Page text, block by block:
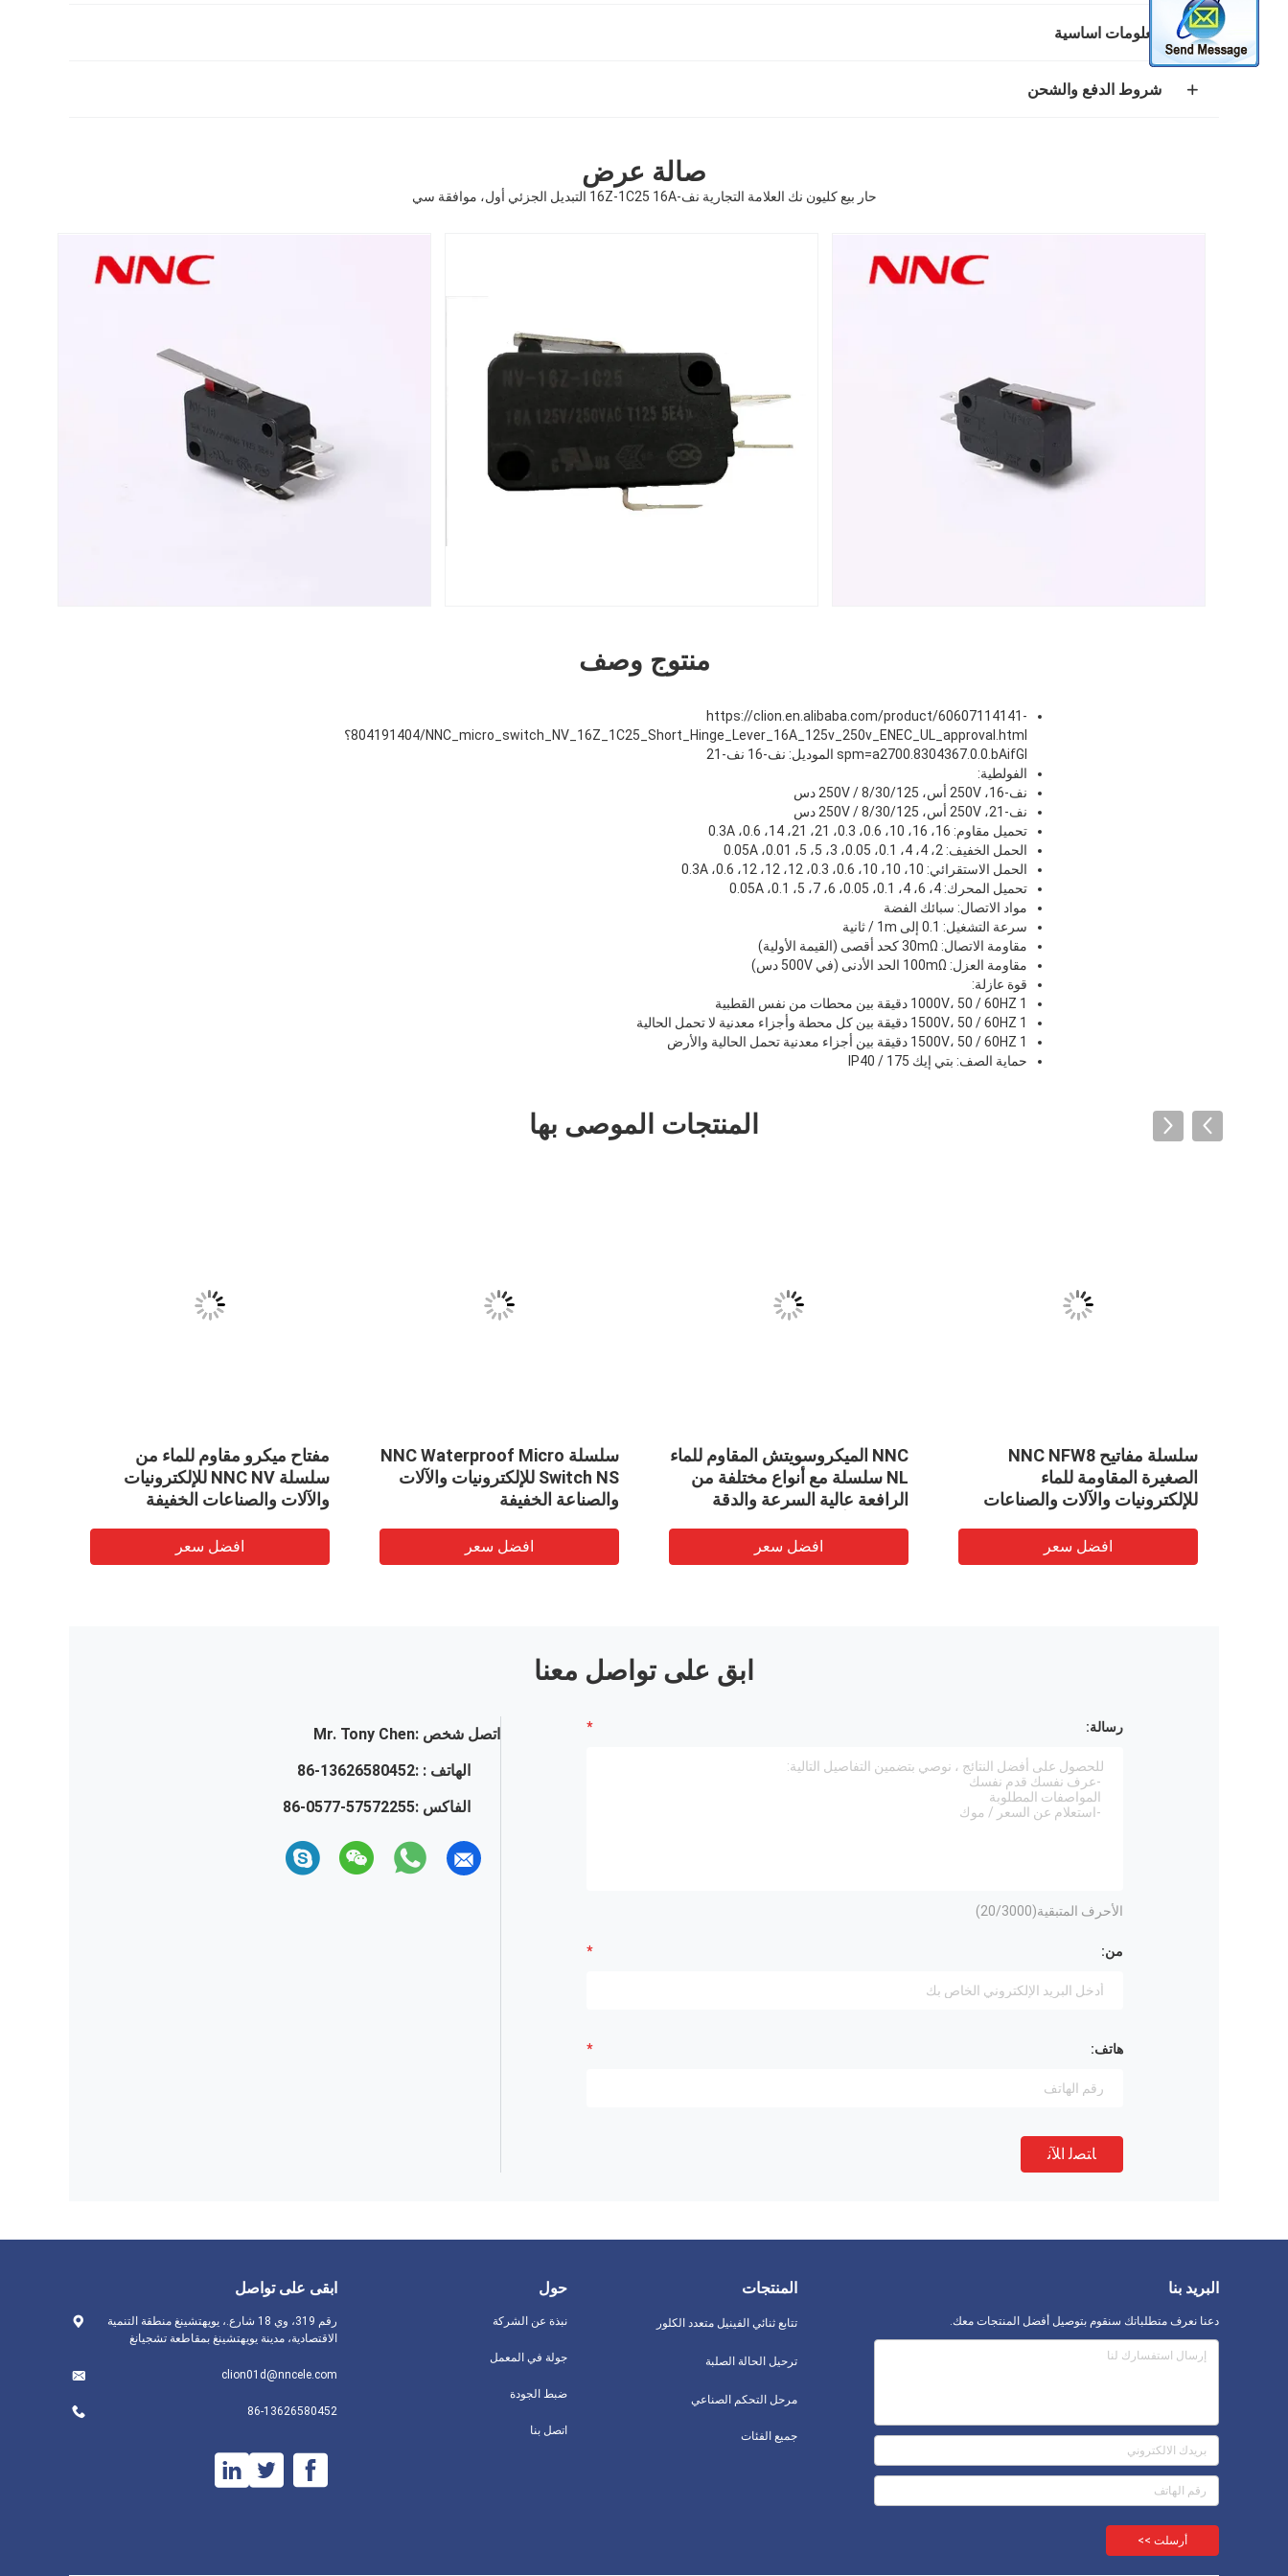
معلومات اساسية
شروط الدفع والشحن
صالة عرض
حار بيع كليون نك العلامة التجارية نف-16Z-1C25 16A التبديل الجزئي أول، موافقة سي
منتوج وصف
https://clion.en.alibaba.com/product/60607114141-
804191404/NNC_micro_switch_NV_16Z_1C25_Short_Hinge_Lever_16A_125v_250v_ENEC_UL_approval.html؟
spm=a2700.8304367.0.0.bAifGl الموديل: نف-16 نف-21
الفولطية:
نف-16، 250V أس، 8/30/125 / 250V دس
نف-21، 250V أس، 8/30/125 / 250V دس
تحميل مقاوم: 16، 16، 10، 0.6، 0.3، 21، 21، 14، 0.6، 0.3A
الحمل الخفيف: 2، 4، 4، 0.1، 0.05، 3، 5، 5، 0.01، 0.05A
الحمل الاستقرائي: 10، 10، 10، 0.6، 0.3، 12، 12، 12، 0.6، 0.3A
تحميل المحرك: 4، 6، 4، 0.1، 0.05، 6، 7، 5، 0.1، 0.05A
مواد الاتصال: سبائك الفضة
سرعة التشغيل: 0.1 إلى 1m / ثانية
مقاومة الاتصال: 30mΩ كحد أقصى (القيمة الأولية)
مقاومة العزل: 100mΩ الحد الأدنى (في 500V دس)
قوة عازلة:
1000V، 50 / 60HZ 1 دقيقة بين محطات من نفس القطبية
1500V، 50 / 60HZ 1 دقيقة بين كل محطة وأجزاء معدنية لا تحمل الحالية
1500V، 50 / 60HZ 1 دقيقة بين أجزاء معدنية تحمل الحالية والأرض
حماية الصف: بتي إيك IP40 / 175
المنتجات الموصى بها
مفتاح ميكرو مقاوم للماء من
سلسلة NNC NV للإلكترونيات
والآلات والصناعات الخفيفة
افضل سعر
سلسلة NNC Waterproof Micro
Switch NS للإلكترونيات والآلات
والصناعة الخفيفة
افضل سعر
NNC الميكروسويتش المقاوم للماء
NL سلسلة مع أنواع مختلفة من
الرافعة عالية السرعة والدقة
افضل سعر
سلسلة مفاتيح NNC NFW8
الصغيرة المقاومة للماء
للإلكترونيات والآلات والصناعات
افضل سعر
ابق على تواصل معنا
اتصل شخص :Mr. Tony Chen
الهاتف : :86-13626580452
الفاكس :86-0577-57572255
رسالة:
الأحرف المتبقية( 20/3000)
من:
هاتف:
ﺎﺘﺼﻟ ﺍﻶﻧ
ابقى على تواصل
رقم 319، وي 18 شارع.، يويهتشينغ منطقة التنمية
الاقتصادية، مدينة يويهتشينغ بمقاطعة تشجيانغ
clion01d@nncele.com
86-13626580452
حول
نبذة عن الشركة
جولة في المعمل
ضبط الجودة
اتصل بنا
المنتجات
تتابع ثنائي الفينيل متعدد الكلور
ترحيل الحالة الصلبة
مرحل التحكم الصناعي
جميع الفئات
البريد بنا
دعنا نعرف متطلباتك سنقوم بتوصيل أفضل المنتجات معك.
أرسلت >>